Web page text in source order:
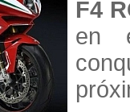
F4
en